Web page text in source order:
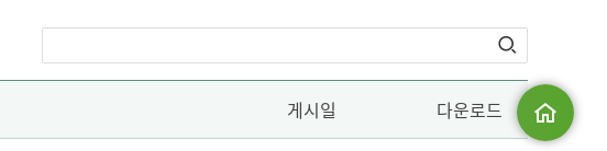
맵
게시일 다운로드